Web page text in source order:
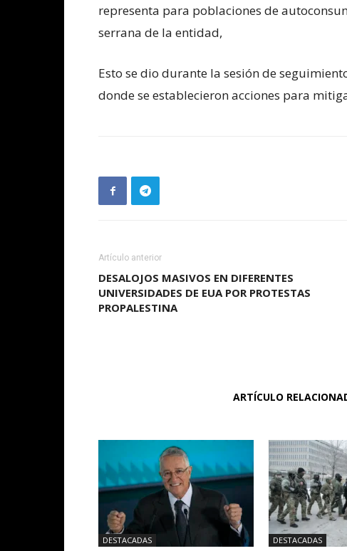
representa para poblaciones de
serrana de la entidad,
Esto se dio durante la sesión de
donde se establecieron acciones para
Artículo anterior
DESALOJOS MASIVOS EN DIFERENTES
UNIVERSIDADES DE EUA POR PROTESTAS
PROPALESTINA
ARTÍCULO
DESTACADAS DESTACADAS